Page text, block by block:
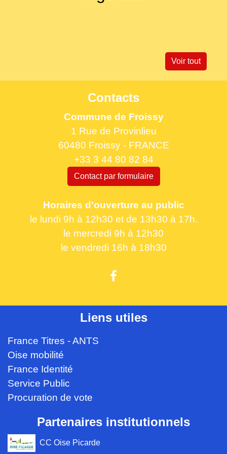
Voir tout
Contacts
Commune de Froissy
1 Rue de Provinlieu
60480 Froissy - FRANCE
+33 3 44 80 82 84
Contact par formulaire
Horaires d'ouverture au public
le lundi 9h à 12h30 et de 13h30 à 17h.
le mercredi 9h à 12h30
le vendredi 16h à 18h30
Liens utiles
France Titres - ANTS
Oise mobilité
France Identité
Service Public
Procuration de vote
Partenaires institutionnels
CC Oise Picarde